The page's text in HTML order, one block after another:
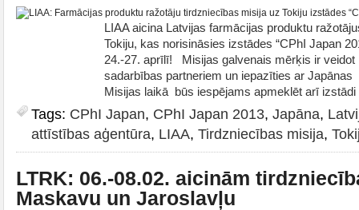
LIAA aicina Latvijas farmācijas produktu
Tokiju, kas norisināsies izstādes “CPhI Japan
24.-27. aprīlī! Misijas galvenais mērķis ir veidot
sadarbības partneriem un iepazīties ar
Misijas laikā būs iespējams apmeklēt arī izstādi
Tags: CPhI Japan, CPhI Japan 2013, Japāna,
attīstības aģentūra, LIAA, Tirdzniecības misija,
LTRK: 06.-08.02. aicinām
Maskavu un Jaroslavļu